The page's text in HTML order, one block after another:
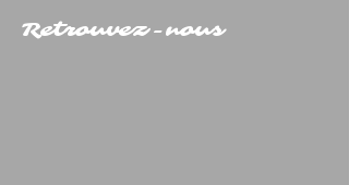
Retrouvez-nous